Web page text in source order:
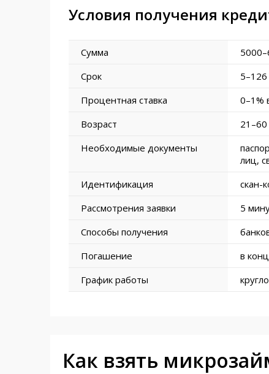
Условия получения
Сумма
Срок
Процентная ставка
0–1%
Возраст
21–60
Необходимые документы
лиц,
Идентификация
скан-
Рассмотрения заявки
5
Способы получения
Погашение
в
График работы
Как взять